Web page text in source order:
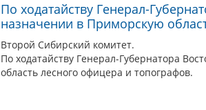
По ходатайству Генерал-
назначении в Приморскую
Второй Сибирский комитет.
По ходатайству Генерал-Губернатора
область лесного офицера и топографов.